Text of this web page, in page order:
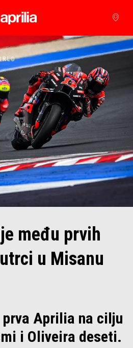
Idi na glavni izbornik
među prvih
u Misanu
Aprilia na cilju
i Oliveira deseti.